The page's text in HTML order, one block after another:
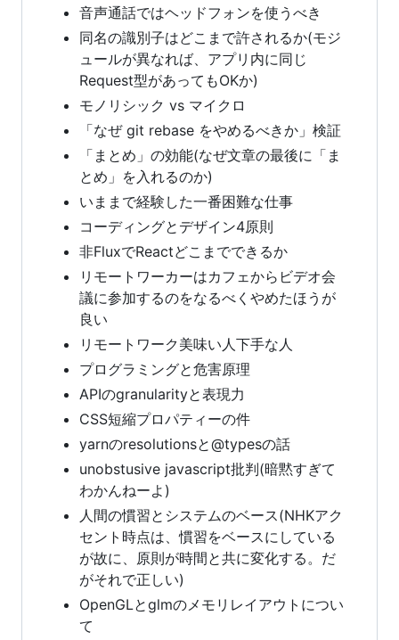
音声通話ではヘッドフォンを使うべき
同名の識別子はどこまで許されるか(モジ
ュールが異なれば、アプリ内に同じ
Request型があってもOKか)
モノリシック vs マイクロ
「なぜ git rebase をやめるべきか」検証
「まとめ」の効能(なぜ文章の最後に「ま
とめ」を入れるのか)
いままで経験した一番困難な仕事
コーディングとデザイン4原則
非FluxでReactどこまでできるか
リモートワーカーはカフェからビデオ会
議に参加するのをなるべくやめたほうが
良い
リモートワーク美味い人下手な人
プログラミングと危害原理
APIのgranularityと表現力
CSS短縮プロパティーの件
yarnのresolutionsと@typesの話
unobstusive javascript批判(暗黙すぎて
わかんねーよ)
人間の慣習とシステムのベース(NHKアク
セント時点は、慣習をベースにしている
が故に、原則が時間と共に変化する。だ
がそれで正しい)
OpenGLとglmのメモリレイアウトについ
て